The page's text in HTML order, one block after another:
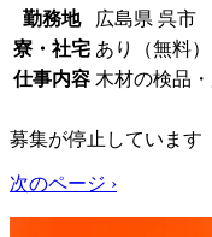
勤務地
広島県 呉市
寮・社宅 あり（無料）
仕事内容 木材の検品
募集が停止しています
次のページ ›